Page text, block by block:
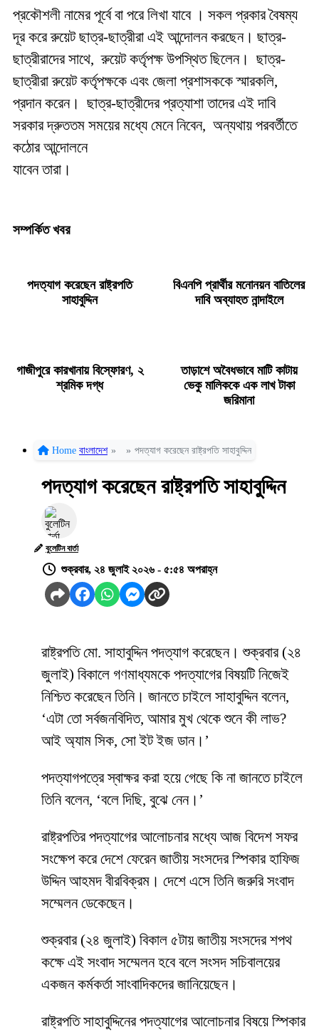
প্রকৌশলী নামের পূর্বে বা পরে লিখা যাবে । সকল প্রকার বৈষম্য
দূর করে রুয়েট ছাত্র-ছাত্রীরা এই আন্দোলন করছেন। ছাত্র-
ছাত্রীরাদের সাথে, রুয়েট কর্তৃপক্ষ উপস্থিত ছিলেন। ছাত্র-
ছাত্রীরা রুয়েট কর্তৃপক্ষকে এবং জেলা প্রশাসককে স্মারকলি,
প্রদান করেন। ছাত্র-ছাত্রীদের প্রত্যাশা তাদের এই দাবি
সরকার দ্রুততম সময়ের মধ্যে মেনে নিবেন, অন্যথায় পরবর্তীতে
কঠোর আন্দোলনে
যাবেন তারা।
সম্পর্কিত খবর
পদত্যাগ করেছেন রাষ্ট্রপতি
সাহাবুদ্দিন
বিএনপি প্রার্থীর মনোনয়ন বাতিলের
দাবি অব্যাহত নান্দাইলে
গাজীপুরে কারখানায় বিস্ফোরণ, ২
শ্রমিক দগ্ধ
তাড়াশে অবৈধভাবে মাটি কাটায়
ভেকু মালিককে এক লাখ টাকা
জরিমানা
Home বাংলাদেশ » » পদত্যাগ করেছেন রাষ্ট্রপতি সাহাবুদ্দিন
পদত্যাগ করেছেন রাষ্ট্রপতি সাহাবুদ্দিন
বুলেটিন বার্তা
শুক্রবার, ২৪ জুলাই ২০২৬ - ৫:৫৪ অপরাহ্ন
রাষ্ট্রপতি মো. সাহাবুদ্দিন পদত্যাগ করেছেন। শুক্রবার (২৪
জুলাই) বিকালে গণমাধ্যমকে পদত্যাগের বিষয়টি নিজেই
নিশ্চিত করেছেন তিনি। জানতে চাইলে সাহাবুদ্দিন বলেন,
‘এটা তো সর্বজনবিদিত, আমার মুখ থেকে শুনে কী লাভ?
আই অ্যাম সিক, সো ইট ইজ ডান।’
পদত্যাগপত্রে স্বাক্ষর করা হয়ে গেছে কি না জানতে চাইলে
তিনি বলেন, ‘বলে দিছি, বুঝে নেন।’
রাষ্ট্রপতির পদত্যাগের আলোচনার মধ্যে আজ বিদেশ সফর
সংক্ষেপ করে দেশে ফেরেন জাতীয় সংসদের স্পিকার হাফিজ
উদ্দিন আহমদ বীরবিক্রম। দেশে এসে তিনি জরুরি সংবাদ
সম্মেলন ডেকেছেন।
শুক্রবার (২৪ জুলাই) বিকাল ৫টায় জাতীয় সংসদের শপথ
কক্ষে এই সংবাদ সম্মেলন হবে বলে সংসদ সচিবালয়ের
একজন কর্মকর্তা সাংবাদিকদের জানিয়েছেন।
রাষ্ট্রপতি সাহাবুদ্দিনের পদত্যাগের আলোচনার বিষয়ে স্পিকার